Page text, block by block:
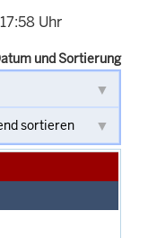
Uhr
und Sortierung